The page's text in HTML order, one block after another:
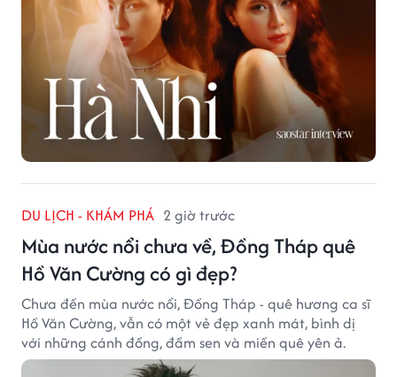
DU LỊCH - KHÁM PHÁ 2 giờ trước
Mùa nước nổi chưa về, Đồng Tháp quê
Hồ Văn Cường có gì đẹp?
Chưa đến mùa nước nổi, Đồng Tháp - quê hương ca sĩ
Hồ Văn Cường, vẫn có một vẻ đẹp xanh mát, bình dị
với những cánh đồng, đầm sen và miền quê yên ả.